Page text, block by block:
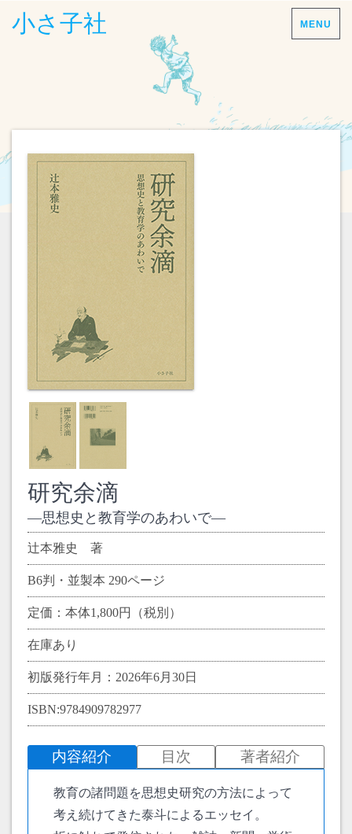
小さ子社 MENU
研究余滴
思想史と教育学のあわいで
辻本雅史 著
B6判・並製本 290ページ
定価：本体1,800円（税別）
在庫あり
初版発行年月：2026年6月30日
ISBN:9784909782977
内容紹介 目次 著者紹介
教育の諸問題を思想史研究の方法によって
考え続けてきた泰斗によるエッセイ。